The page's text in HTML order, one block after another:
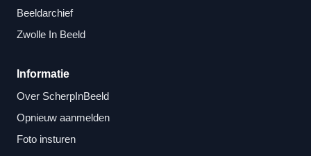
Beeldarchief
Zwolle In Beeld
Informatie
Over ScherpInBeeld
Opnieuw aanmelden
Foto insturen